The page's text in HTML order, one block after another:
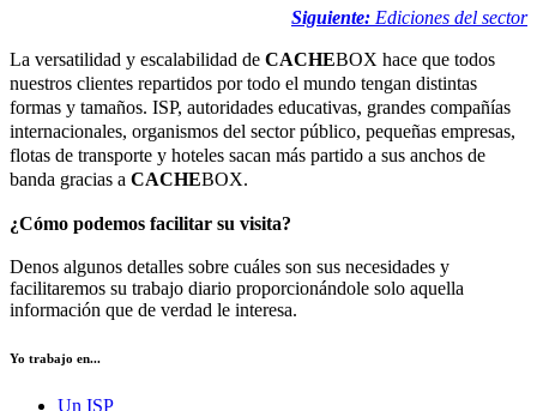
Siguiente: Ediciones del sector
La versatilidad y escalabilidad de CACHEBOX hace que todos
nuestros clientes repartidos por todo el mundo tengan distintas
formas y tamaños. ISP, autoridades educativas, grandes compañías
internacionales, organismos del sector público, pequeñas empresas,
flotas de transporte y hoteles sacan más partido a sus anchos de
banda gracias a CACHEBOX.
¿Cómo podemos facilitar su visita?
Denos algunos detalles sobre cuáles son sus necesidades y
facilitaremos su trabajo diario proporcionándole solo aquella
información que de verdad le interesa.
Yo trabajo en...
Un ISP